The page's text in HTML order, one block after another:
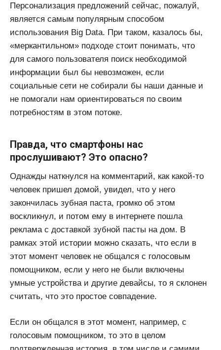
Персонализация предложений сейчас, пожалуй,
является самым популярным способом
использования Big Data. При таком, казалось бы,
«меркантильном» подходе стоит понимать, что
для самого пользователя поиск необходимой
информации был бы невозможен, если
социальные сети не собирали бы наши данные и
не помогали нам ориентироваться по своим
потребностям в этом потоке.
Правда, что смартфоны нас
прослушивают? Это опасно?
Однажды наткнулся на комментарий, как какой-то
человек пришел домой, увидел, что у него
закончилась зубная паста, громко об этом
воскликнул, и потом ему в интернете пошла
реклама с доставкой зубной пасты на дом. В
рамках этой истории можно сказать, что если в
этот момент человек не общался с голосовым
помощником, если у него не были включены
умные устройства и другие девайсы, то я склонен
считать, что это простое совпадение.
Если он общался в этот момент, например, с
голосовым помощником, то это в целом